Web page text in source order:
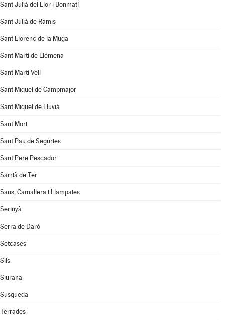
Sant Julià del Llor i Bonmatí
Sant Julià de Ramis
Sant Llorenç de la Muga
Sant Martí de Llémena
Sant Martí Vell
Sant Miquel de Campmajor
Sant Miquel de Fluvià
Sant Mori
Sant Pau de Segúries
Sant Pere Pescador
Sarrià de Ter
Saus, Camallera i Llampaies
Serinyà
Serra de Daró
Setcases
Sils
Siurana
Susqueda
Terrades